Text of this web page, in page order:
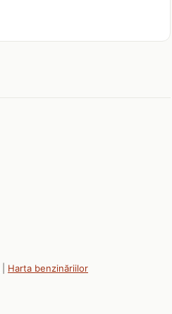
Harta benzinăriilor